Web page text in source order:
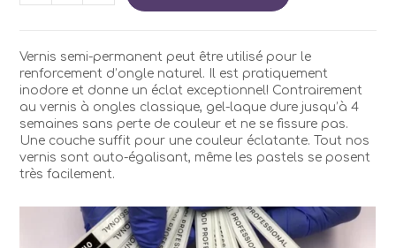
Kodi
P40
7ml
Vernis semi-permanent peut être utilisé pour le
renforcement d’ongle naturel. Il est pratiquement
inodore et donne un éclat exceptionnel! Contrairement
au vernis à ongles classique, gel-laque dure jusqu’à 4
semaines sans perte de couleur et ne se fissure pas.
Une couche suffit pour une couleur éclatante. Tout nos
vernis sont auto-égalisant, même les pastels se posent
très facilement.